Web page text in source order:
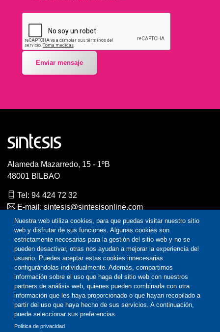
Nuestra web utiliza cookies, para que puedas visitar nuestro sitio
web y disfrutar de sus funciones. Algunas cookies son
estrictamente necesarias para la gestión del sitio web y no se
pueden desactivar, otras nos ayudan a mejorar la experiencia del
usuario. Puedes aceptar estas cookies innecesarias
configurándolas individualmente. Además, compartimos
información sobre el uso que haga del sitio web con nuestros
partners de análisis web, quienes pueden combinarla con otra
información que les haya proporcionado o que hayan recopilado a
partir del uso que haya hecho de sus servicios. A continuación,
puede seleccionar sus preferencias.
Política de privacidad
Alameda Mazarredo, 15 - 1ºB
48001 BILBAO
Tel: 94 424 72 32
E-mail: sintesis@sintesisonline.com
Nosotros
Inicio
Kit Digital
Contacto
Ayuda